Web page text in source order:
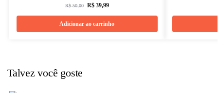
R$50,00 R$39,99
Adicionar ao carrinho
Talvez você goste